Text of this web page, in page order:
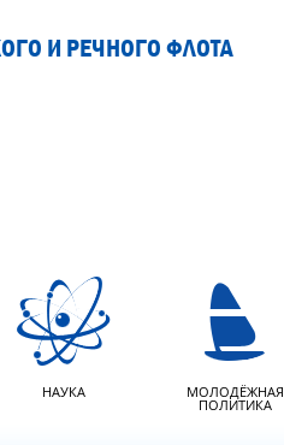
И РЕЧНОГО ФЛОТА
НАУКА МОЛОДЁЖНАЯ
ПОЛИТИКА